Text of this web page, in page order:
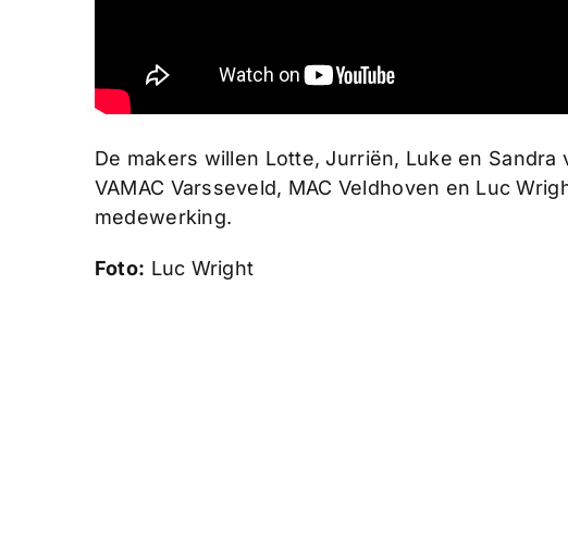
De makers willen Lotte, Jurriën, Luke en Sandra
VAMAC Varsseveld, MAC Veldhoven en Luc
medewerking.
Foto: Luc Wright